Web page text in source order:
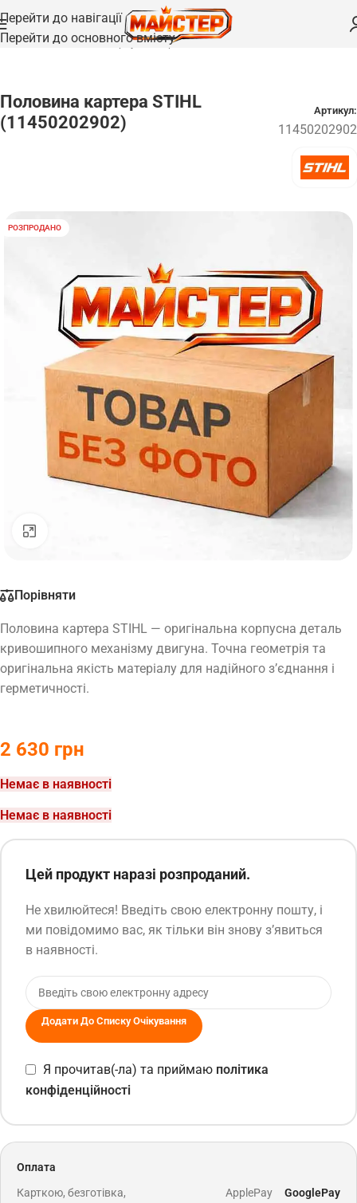
Перейти до навігації
Перейти до основного вмісту
Головна /Запчастини/Корпуси та кришки
Половина картера STIHL
(11450202902)
Артикул:
11450202902
РОЗПРОДАНО
Порівняти
Половина картера STIHL — оригінальна корпусна деталь
кривошипного механізму двигуна. Точна геометрія та
оригінальна якість матеріалу для надійного з’єднання і
герметичності.
2 630 грн
Немає в наявності
Немає в наявності
Цей продукт наразі розпроданий.
Не хвилюйтеся! Введіть свою електронну пошту, і
ми повідомимо вас, як тільки він знову з’явиться
в наявності.
Додати До Списку Очікування
Я прочитав(-ла) та приймаю політика
конфіденційності
Оплата
Карткою, безготівка,
ApplePay GooglePay